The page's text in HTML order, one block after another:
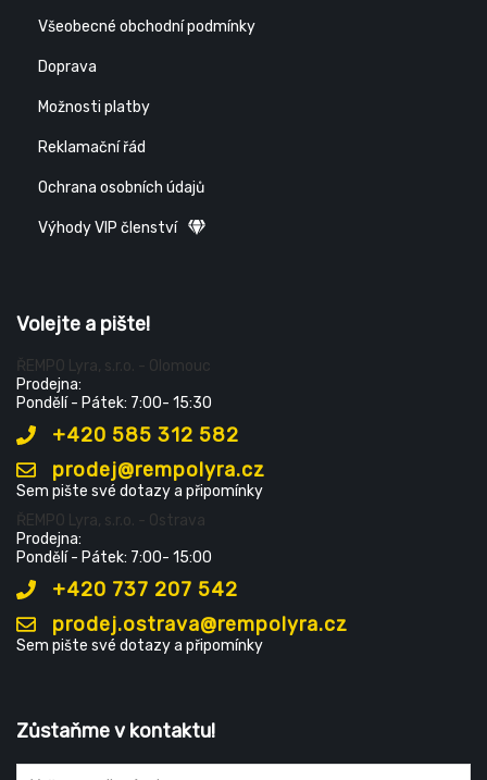
Všeobecné obchodní podmínky
Doprava
Možnosti platby
Reklamační řád
Ochrana osobních údajů
Výhody VIP členství
Volejte a pište!
ŘEMPO Lyra, s.r.o. - Olomouc
Prodejna:
Pondělí - Pátek: 7:00- 15:30
+420 585 312 582
prodej@rempolyra.cz
Sem pište své dotazy a připomínky
ŘEMPO Lyra, s.r.o. - Ostrava
Prodejna:
Pondělí - Pátek: 7:00- 15:00
+420 737 207 542
prodej.ostrava@rempolyra.cz
Sem pište své dotazy a připomínky
Zůstaňme v kontaktu!